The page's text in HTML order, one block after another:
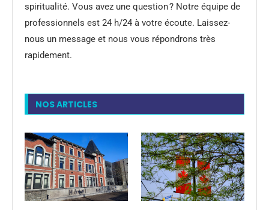
spiritualité. Vous avez une question ? Notre équipe de
professionnels est 24 h/24 à votre écoute. Laissez-
nous un message et nous vous répondrons très
rapidement.
NOS ARTICLES